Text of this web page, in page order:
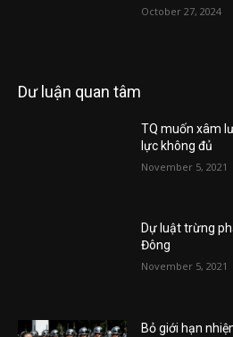
October 27, 2024
Dư luận quan tâm
TQ muốn xâm
lực không đủ
November 5, 2021
Dự luật trừng
Đông
November 5, 2021
Bỏ giới hạn